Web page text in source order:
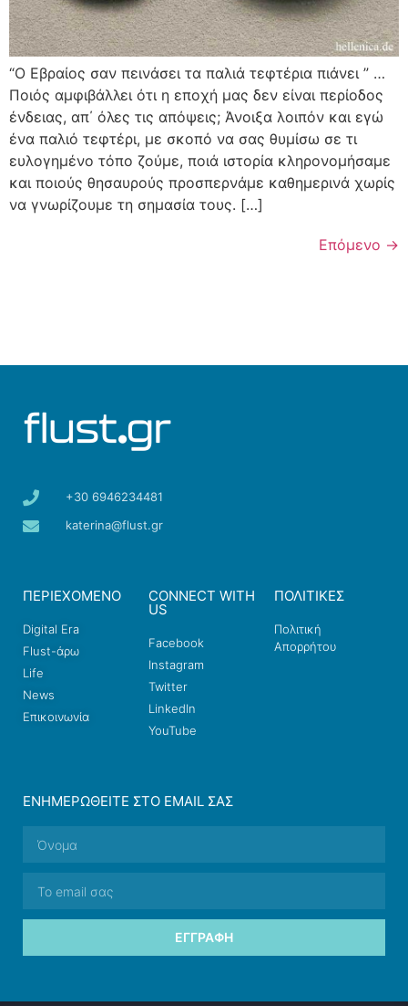
“Ο Εβραίος σαν πεινάσει τα παλιά τεφτέρια πιάνει ” …
Ποιός αμφιβάλλει ότι η εποχή μας δεν είναι περίοδος
ένδειας, απ΄ όλες τις απόψεις; Άνοιξα λοιπόν και εγώ
ένα παλιό τεφτέρι, με σκοπό να σας θυμίσω σε τι
ευλογημένο τόπο ζούμε, ποιά ιστορία κληρονομήσαμε
και ποιούς θησαυρούς προσπερνάμε καθημερινά χωρίς
να γνωρίζουμε τη σημασία τους. […]
Επόμενο →
+30 6946234481
katerina@flust.gr
ΠΕΡΙΕΧΟΜΕΝΟ
Digital Era
Flust-άρω
Life
News
Επικοινωνία
CONNECT WITH
US
Facebook
Instagram
Twitter
LinkedIn
YouTube
ΠΟΛΙΤΙΚΕΣ
Πολιτική
Απορρήτου
ΕΝΗΜΕΡΩΘΕΊΤΕ ΣΤΟ EMAIL ΣΑΣ
ΕΓΓΡΑΦΉ